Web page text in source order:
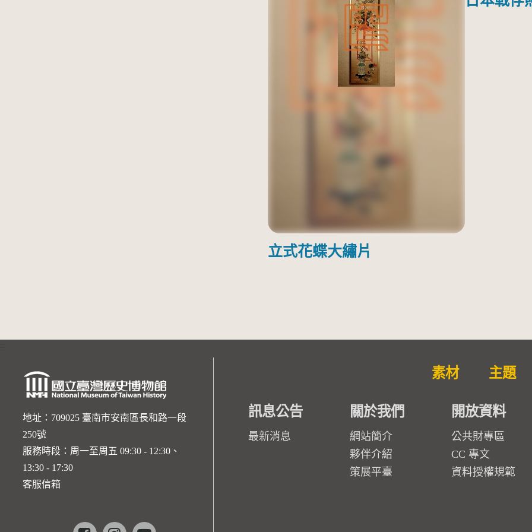
立式花蝶大繡片
地址：709025 臺南市安南區長和路一段
250號
服務時段：周一至周五 09:30 - 12:30、
13:30 - 17:30
客服信箱
Facebookinstagramyoutube
素材 主題
訊息公告
最新消息
關於我們
網站簡介
夥伴介紹
策展平臺
開放資料
公共財專區
CC 專文
資料授權規範